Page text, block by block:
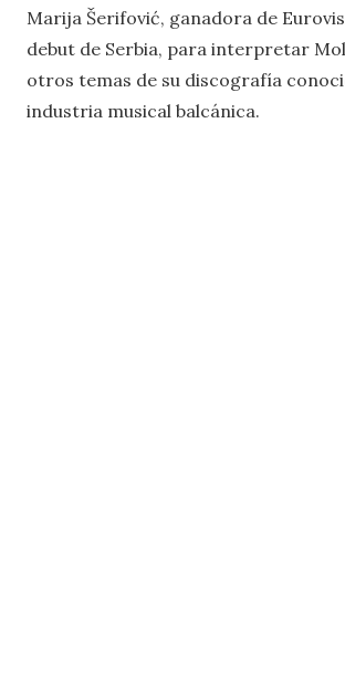
Marija Šerifović, ganadora de
debut de Serbia, para interpretar
otros temas de su discografía
industria musical balcánica.